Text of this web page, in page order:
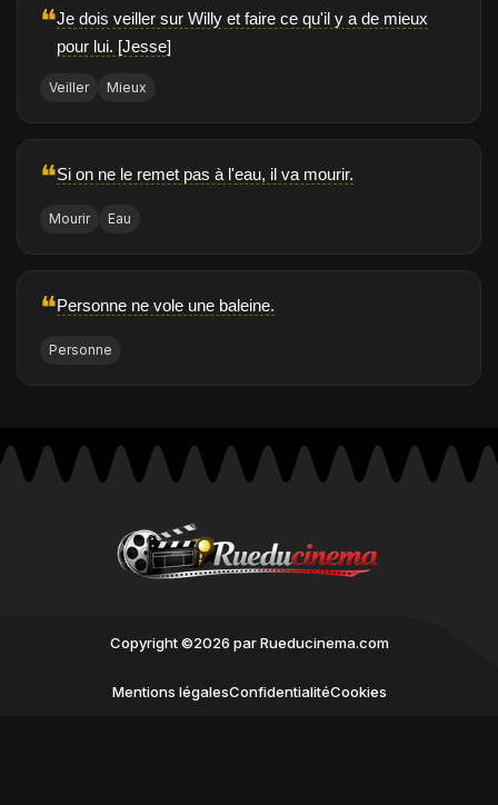
❝Je dois veiller sur Willy et faire ce qu'il y a de mieux
pour lui. [Jesse]
Veiller Mieux
❝Si on ne le remet pas à l'eau, il va mourir.
Mourir Eau
❝Personne ne vole une baleine.
Personne
Copyright ©2026 par Rueducinema.com
Mentions légalesConfidentialitéCookies